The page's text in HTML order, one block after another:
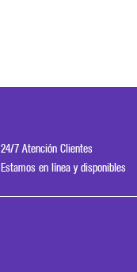
24/7 Atención Clientes
Estamos en línea y disponibles